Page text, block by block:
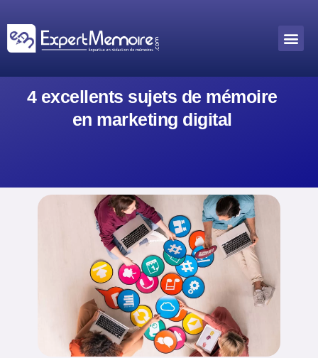
au
contenu
4 excellents sujets de mémoire
en marketing digital